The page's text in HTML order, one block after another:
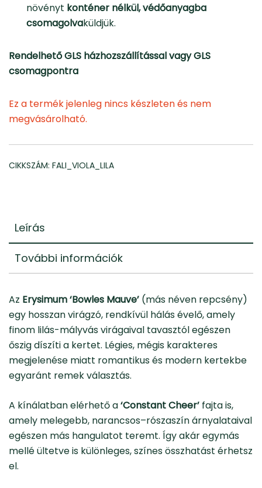
növényt konténer nélkül, védőanyagba
csomagolvaküldjük.
Rendelhető GLS házhozszállítással vagy GLS
csomagpontra
Ez a termék jelenleg nincs készleten és nem
megvásárolható.
CIKKSZÁM: FALI_VIOLA_LILA
Leírás
További információk
Az Erysimum ‘Bowles Mauve’ (más néven repcsény)
egy hosszan virágzó, rendkívül hálás évelő, amely
finom lilás-mályvás virágaival tavasztól egészen
őszig díszíti a kertet. Légies, mégis karakteres
megjelenése miatt romantikus és modern kertekbe
egyaránt remek választás.
A kínálatban elérhető a‘Constant Cheer’ fajta is,
amely melegebb, narancsos–rószaszín árnyalataival
egészen más hangulatot teremt. Így akár egymás
mellé ültetve is különleges, színes összhatást érhetsz
el.